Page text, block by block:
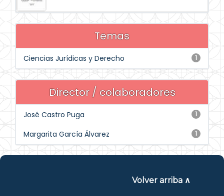
Temas
1
Ciencias Jurídicas y Derecho
Director / colaboradores
1
José Castro Puga
1
Margarita García Álvarez
Volver arriba ∧